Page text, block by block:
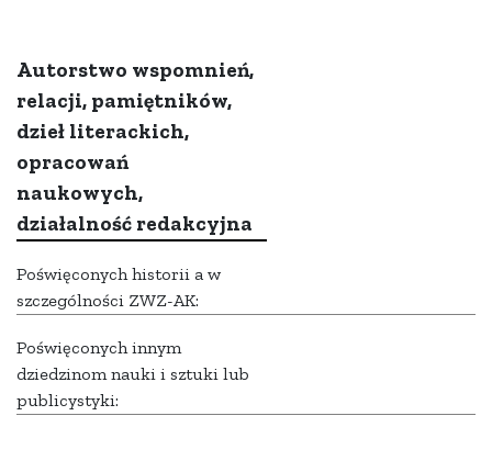
Autorstwo wspomnień,
relacji, pamiętników,
dzieł literackich,
opracowań
naukowych,
działalność redakcyjna
Poświęconych historii a w
szczególności ZWZ-AK:
Poświęconych innym
dziedzinom nauki i sztuki lub
publicystyki: